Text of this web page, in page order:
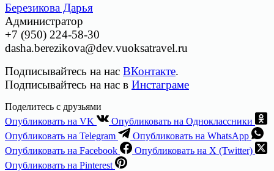
Березикова Дарья
Администратор
+7 (950) 224-58-30
dasha.berezikova@dev.vuoksatravel.ru
Подписывайтесь на нас ВКонтакте.
Подписывайтесь на нас в Инстаграме
Поделитесь с друзьями
Опубликовать на VK
Опубликовать на Одноклассники
Опубликовать на Telegram
Опубликовать на WhatsApp
Опубликовать на Facebook
Опубликовать на X (Twitter)
Опубликовать на Pinterest